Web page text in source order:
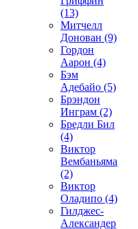
(13)
Митчелл
Донован (9)
Гордон
Аарон (4)
Бэм
Адебайо (5)
Брэндон
Инграм (2)
Бредли Бил
(4)
Виктор
Вембаньяма
(2)
Виктор
Оладипо (4)
Гилджес-
Александер